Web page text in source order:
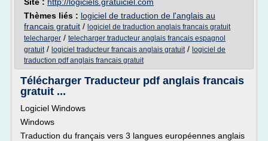
Thèmes liés : logiciel de traduction de l'anglais au
francais gratuit / logiciel de traduction anglais francais gratuit
telecharger / telecharger traducteur anglais francais espagnol
gratuit/ logiciel traducteur francais anglais gratuit/ logiciel de
traduction pdf anglais francais gratuit
Télécharger Traducteur pdf anglais francais
gratuit ...
Logiciel Windows
Windows
Traduction du français vers 3 langues européennes anglais